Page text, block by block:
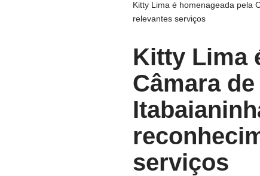
Kitty Lima é homenageada pela
relevantes serviços
Kitty Lima
Câmara
serviços